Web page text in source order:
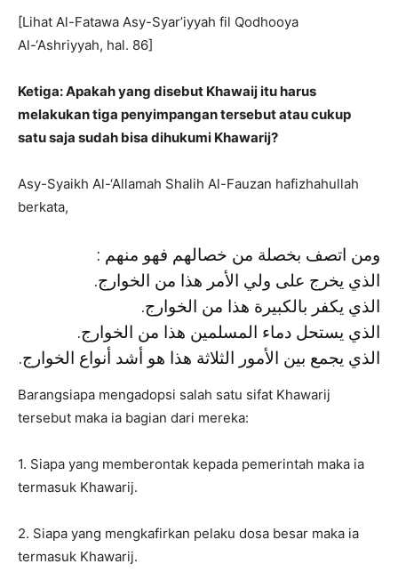
[Lihat Al-Fatawa Asy-Syar’iyyah fil Qodhooya
Al-‘Ashriyyah, hal. 86]
Ketiga: Apakah yang disebut Khawaij itu harus
melakukan tiga penyimpangan tersebut atau cukup
satu saja sudah bisa dihukumi Khawarij?
Asy-Syaikh Al-‘Allamah Shalih Al-Fauzan hafizhahullah
berkata,
: ومن اتصف بخصلة من خصالهم فهو منهم
.الذي يخرج على ولي الأمر هذا من الخوارج
.الذي يكفر بالكبيرة هذا من الخوارج
.الذي يستحل دماء المسلمين هذا من الخوارج
.الذي يجمع بين الأمور الثلاثة هذا هو أشد أنواع الخوارج
Barangsiapa mengadopsi salah satu sifat Khawarij
tersebut maka ia bagian dari mereka:
1. Siapa yang memberontak kepada pemerintah maka ia
termasuk Khawarij.
2. Siapa yang mengkafirkan pelaku dosa besar maka ia
termasuk Khawarij.